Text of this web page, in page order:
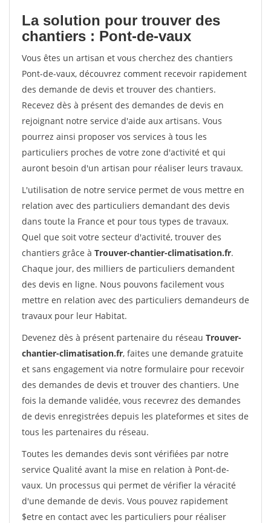
La solution pour trouver des
chantiers : Pont-de-vaux
Vous êtes un artisan et vous cherchez des chantiers
Pont-de-vaux, découvrez comment recevoir rapidement
des demande de devis et trouver des chantiers.
Recevez dès à présent des demandes de devis en
rejoignant notre service d'aide aux artisans. Vous
pourrez ainsi proposer vos services à tous les
particuliers proches de votre zone d'activité et qui
auront besoin d'un artisan pour réaliser leurs travaux.
L'utilisation de notre service permet de vous mettre en
relation avec des particuliers demandant des devis
dans toute la France et pour tous types de travaux.
Quel que soit votre secteur d'activité, trouver des
chantiers grâce à Trouver-chantier-climatisation.fr.
Chaque jour, des milliers de particuliers demandent
des devis en ligne. Nous pouvons facilement vous
mettre en relation avec des particuliers demandeurs de
travaux pour leur Habitat.
Devenez dès à présent partenaire du réseau Trouver-
chantier-climatisation.fr, faites une demande gratuite
et sans engagement via notre formulaire pour recevoir
des demandes de devis et trouver des chantiers. Une
fois la demande validée, vous recevrez des demandes
de devis enregistrées depuis les plateformes et sites de
tous les partenaires du réseau.
Toutes les demandes devis sont vérifiées par notre
service Qualité avant la mise en relation à Pont-de-
vaux. Un processus qui permet de vérifier la véracité
d'une demande de devis. Vous pouvez rapidement
$etre en contact avec les particuliers pour réaliser